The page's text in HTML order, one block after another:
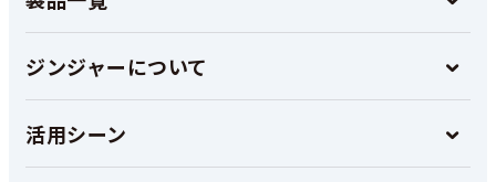
ジンジャーについて
活用シーン